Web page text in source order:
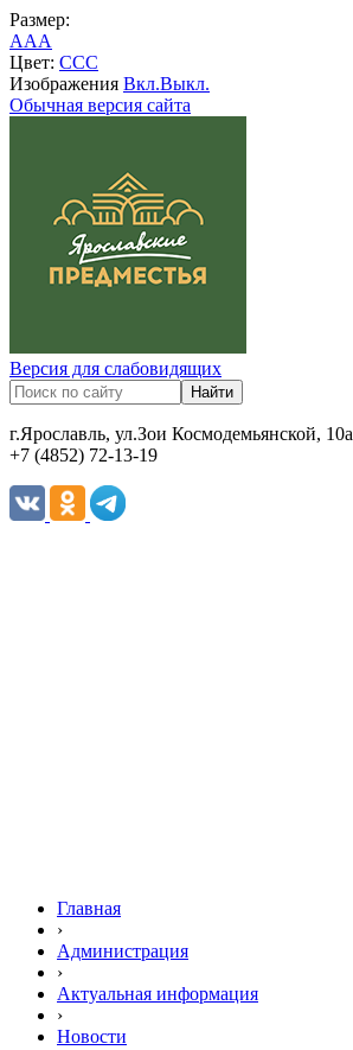
Размер:
AAA
Цвет: CCC
Изображения Вкл.Выкл.
Обычная версия сайта
Версия для слабовидящих
г.Ярославль, ул.Зои Космодемьянской, 10а
+7 (4852) 72-13-19
Главная
›
Администрация
›
Актуальная информация
›
Новости